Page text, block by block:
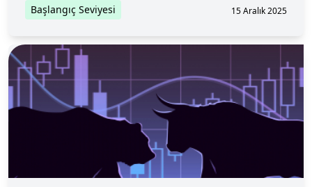
Başlangıç Seviyesi 15 Aralık 2025